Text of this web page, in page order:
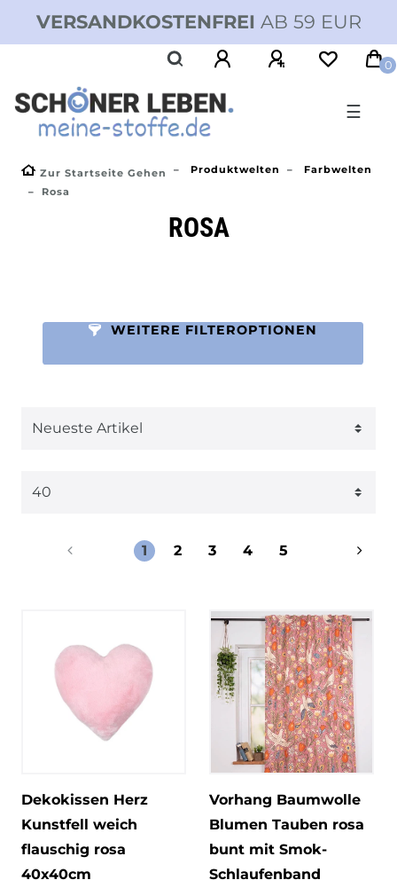
VERSANDKOSTENFREI AB 59 EUR
0
☰
Zur Startseite Gehen Produktwelten
Farbwelten
Rosa
ROSA
WEITERE FILTEROPTIONEN
1 2 3 4 5
Dekokissen Herz
Kunstfell weich
flauschig rosa
40x40cm
Vorhang Baumwolle
Blumen Tauben rosa
bunt mit Smok-
Schlaufenband